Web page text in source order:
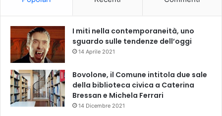
I miti nella contemporaneità, uno
sguardo sulle tendenze dell’oggi
14 Aprile 2021
Bovolone, il Comune intitola due sale
della biblioteca civica a Caterina
Bressan e Michela Ferrari
14 Dicembre 2021